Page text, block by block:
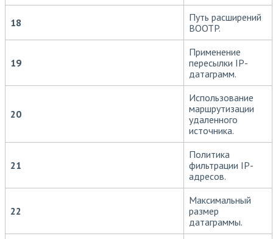
18
Путь расширений
BOOTP.
19
Применение
пересылки IP-
датаграмм.
20
Использование
маршрутизации
удаленного
источника.
21
Политика
фильтрации IP-
адресов.
22
Максимальный
размер
датаграммы.